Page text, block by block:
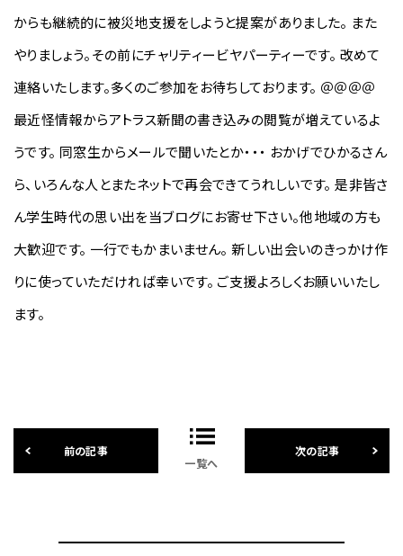
からも継続的に被災地支援をしようと提案がありました。 また
やりましょう。その前にチャリティービヤパーティーです。 改めて
連絡いたします。多くのご参加をお待ちしております。 ＠＠＠＠
最近怪情報からアトラス新聞の書き込みの閲覧が増えているよ
うです。 同窓生からメールで聞いたとか・・・ おかげでひかるさん
ら、いろんな人とまたネットで再会できてうれしいです。 是非皆さ
ん学生時代の思い出を当ブログにお寄せ下さい。他地域の方も
大歓迎です。 一行でもかまいません。 新しい出会いのきっかけ作
りに使っていただければ幸いです。 ご支援よろしくお願いいたし
ます。
一覧へ